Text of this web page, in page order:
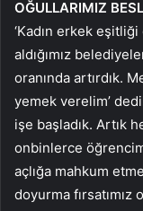
OĞULLARIMIZ
‘Kadın erkek eşitliği
aldığımız
oranında artırdık.
yemek verelim’
işe başladık. Artık
onbinlerce
açlığa mahkum
doyurma